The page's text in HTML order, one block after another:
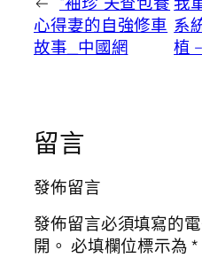
心得妻的自強修車
故事_中國網
系
植
留言
發佈留言
發佈留言必須填寫的
開。 必填欄位標示為*